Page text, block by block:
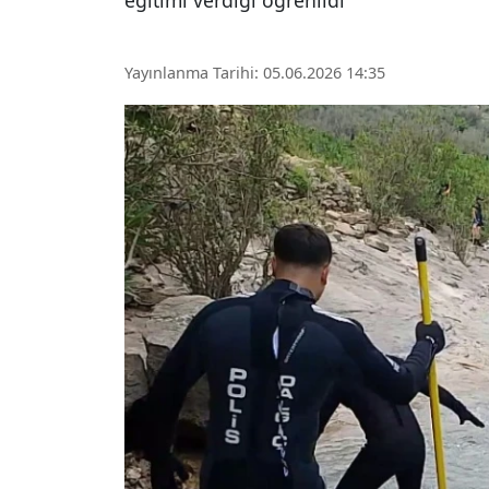
Yayınlanma Tarihi: 05.06.2026 14:35